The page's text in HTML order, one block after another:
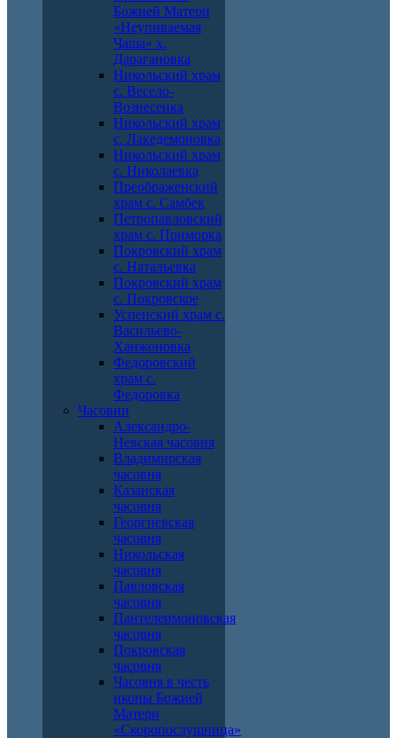
Божией Матери
«Неупиваемая
Чаша» х.
Дарагановка
Никольский храм
с. Весело-
Вознесенка
Никольский храм
с. Лакедемоновка
Никольский храм
с. Николаевка
Преображенский
храм с. Самбек
Петропавловский
храм с. Приморка
Покровский храм
с. Натальевка
Покровский храм
с. Покровское
Успенский храм с.
Васильево-
Ханжоновка
Федоровский
храм с.
Федоровка
Часовни
Александро-
Невская часовня
Владимирская
часовня
Казанская
часовня
Георгиевская
часовня
Никольская
часовня
Павловская
часовня
Пантелеимоновская
часовня
Покровская
часовня
Часовня в честь
иконы Божией
Матери
«Скоропослушница»